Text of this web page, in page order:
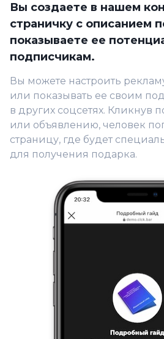
Вы создаете в нашем
страничку с описанием
показываете ее
подписчикам.
Вы можете настроить
или показывать ее своим
в других соцсетях. Кликнув
или объявлению, человек
страницу, где будет
для получения подарка.